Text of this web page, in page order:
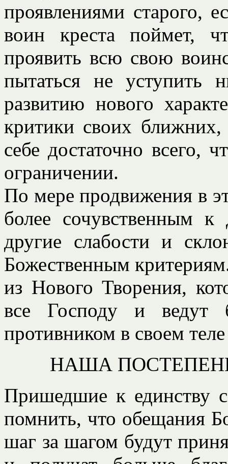
проявлениями старого,
воин креста поймет,
проявить всю свою
пытаться не уступить
развитию нового
критики своих
себе достаточно всего,
ограничении.
По мере продвижения в
более сочувственным
другие слабости и
Божественным
из Нового Творения,
все Господу и
противником в своем
НАША
Пришедшие к единству
помнить, что обещания
шаг за шагом будут